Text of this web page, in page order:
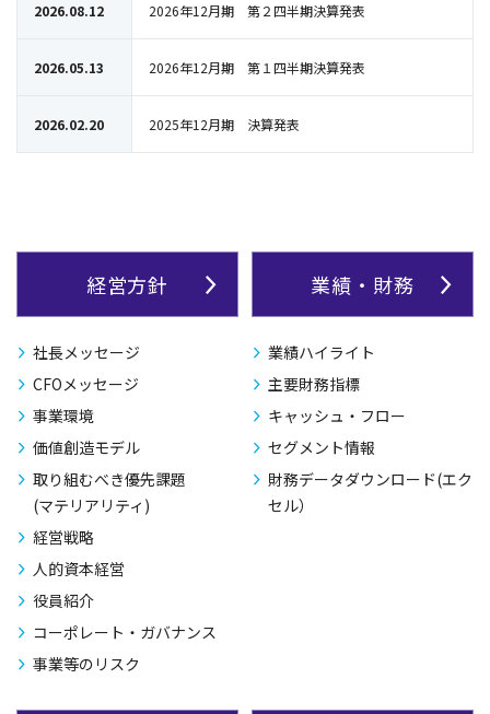
2026.08.12 2026年12月期 第２四半期決算発表
2026.05.13 2026年12月期 第１四半期決算発表
2026.02.20 2025年12月期 決算発表
経営方針
社長メッセージ
CFOメッセージ
事業環境
価値創造モデル
取り組むべき優先課題
(マテリアリティ)
経営戦略
人的資本経営
役員紹介
コーポレート・ガバナンス
事業等のリスク
業績・財務
業績ハイライト
主要財務指標
キャッシュ・フロー
セグメント情報
財務データダウンロード(エク
セル）